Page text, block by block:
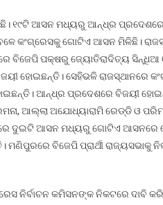
୧୯ଟି ଆସନ ମଧ୍ୟରୁ ଆନ୍ଧ୍ର
କଂଗ୍ରେସକୁ ଗୋଟିଏ ଆସନ ମିଳିଛି।
ବିଜେପି ପକ୍ଷରୁ ଜ୍ୟୋତିରାଦିତ୍ୟ ସିନ୍ଧିଆ
ହୋଇଛନ୍ତି। ସେହିଭଳି ରାଜସ୍ଥାନରେ
ଆନ୍ଧ୍ର ପ୍ରଦେଶରେ ବିଜୟୀ
ଆଲ୍ଲା ଅଯୋଧ୍ୟାରାମି ରେଡ୍ଡି ଓ
ଦୁଇଟି ଆସନ ମଧ୍ୟରୁ ଗୋଟିଏ
ମଣିପୁରରେ ବିଜେପି ପ୍ରାର୍ଥୀ ରାଜ୍ୟସଭାକୁ
ନିର୍ବାଚନ କମିସନଙ୍କ ନିକଟରେ ଦାବି